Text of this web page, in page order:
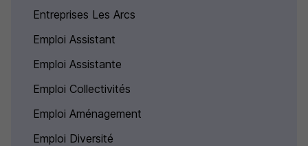
Entreprises Les Arcs
Emploi Assistant
Emploi Assistante
Emploi Collectivités
Emploi Aménagement
Emploi Diversité